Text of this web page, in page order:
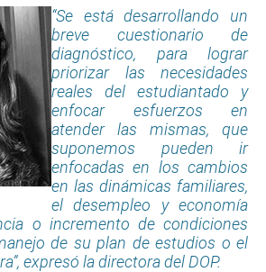
“Se está desarrollando un
breve cuestionario de
diagnóstico, para lograr
priorizar las necesidades
reales del estudiantado y
enfocar esfuerzos en
atender las mismas, que
suponemos pueden ir
enfocadas en los cambios
en las dinámicas familiares,
el desempleo y economía
o incremento de condiciones
de su plan de estudios o el
expresó la directora del DOP.